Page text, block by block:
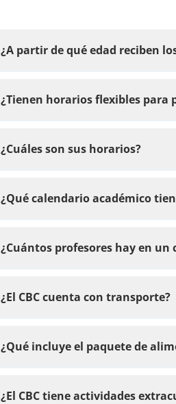
¿A partir de qué edad reciben
¿Tienen horarios flexibles para
¿Cuáles son sus horarios?
¿Qué calendario académico
¿Cuántos profesores hay en un
¿El CBC cuenta con transporte?
¿Qué incluye el paquete de
¿El CBC tiene actividades